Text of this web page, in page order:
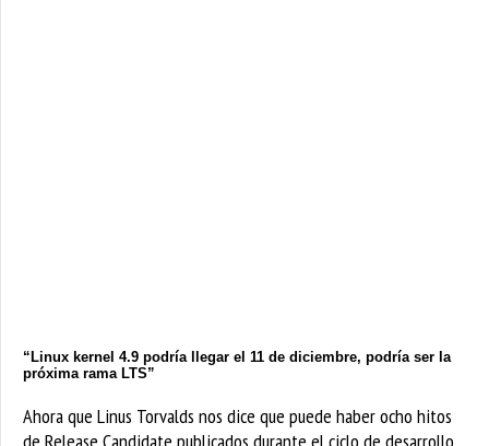
“Linux kernel 4.9 podría llegar el 11 de diciembre, podría ser la
próxima rama LTS”
Ahora que Linus Torvalds nos dice que puede haber ocho hitos
de Release Candidate publicados durante el ciclo de desarrollo